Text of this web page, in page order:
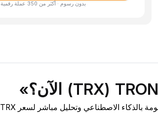
بدون رسوم · أكثر من 350 عملة رقمية · أكثر من 40 عملة نقدية